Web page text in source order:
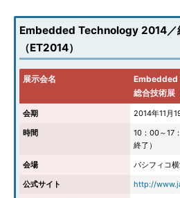
Embedded Technology 2014／
（ET2014）
展示会名
Embedded
総合技術展
会期
2014年11月
時間
10：00～17
終了）
会場
パシフィコ
公式サイト
http://